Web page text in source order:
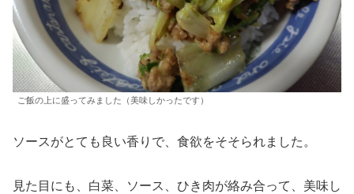
ご飯の上に盛ってみました（美味しかったです）
ソースがとても良い香りで、食欲をそそられました。
見た目にも、白菜、ソース、ひき肉が絡み合って、美味し